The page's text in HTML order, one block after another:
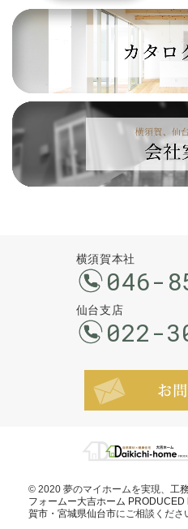
横須賀本社
046-
仙台支店
022-
© 2020 夢のマイホームを実現、 工
フォームー大吉ホーム
賀市・宮城県仙台市にご相談くださ